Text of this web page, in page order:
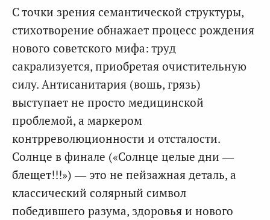
С точки зрения семантической структуры,
стихотворение обнажает процесс рождения
нового советского мифа: труд
сакрализуется, приобретая очистительную
силу. Антисанитария (вошь, грязь)
выступает не просто медицинской
проблемой, а маркером
контрреволюционности и отсталости.
Солнце в финале («Солнце целые дни —
блещет!!!») — это не пейзажная деталь, а
классический солярный символ
победившего разума, здоровья и нового